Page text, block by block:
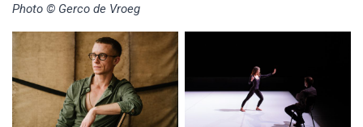
Photo © Gerco de Vroeg